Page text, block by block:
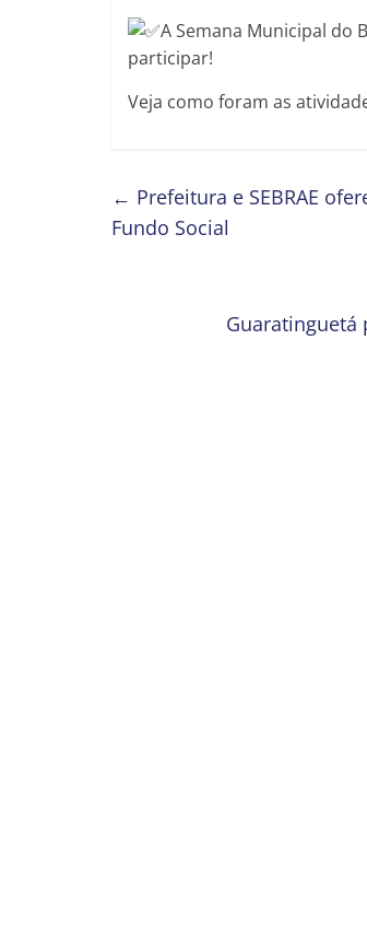
A Semana Municipal do
participar!
Veja como foram as
← Prefeitura e SEBRAE
Fundo Social
Guaratinguetá